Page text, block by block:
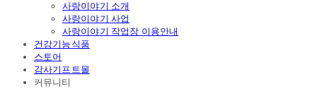
사랑이야기 소개
사랑이야기 사업
사랑이야기 작업장 이용안내
건강기능식품
스토어
감사기프트몰
커뮤니티